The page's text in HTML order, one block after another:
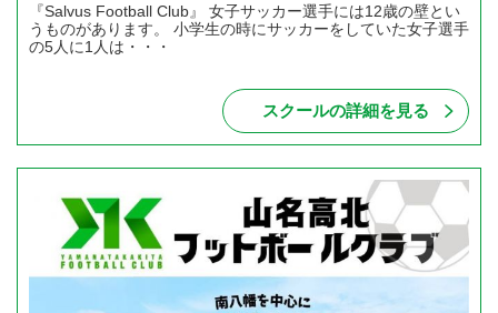
『Salvus Football Club』 女子サッカー選手には12歳の壁とい
うものがあります。 小学生の時にサッカーをしていた女子選手
の5人に1人は・・・
スクールの詳細を見る